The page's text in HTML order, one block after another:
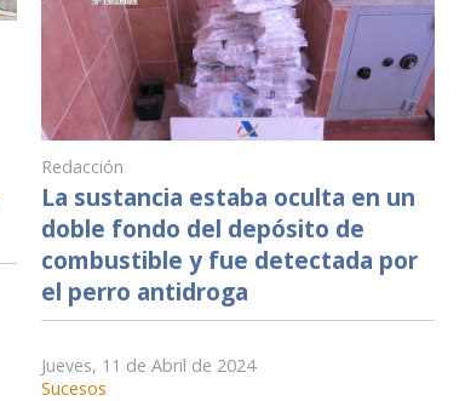
Redacción
La sustancia estaba oculta en un
doble fondo del depósito de
combustible y fue detectada por
el perro antidroga
Jueves, 11 de Abril de 2024
Sucesos